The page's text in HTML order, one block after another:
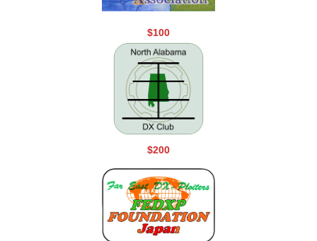
$100
$200